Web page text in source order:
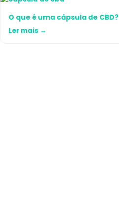
O que é uma cápsula de CBD?
Ler mais →